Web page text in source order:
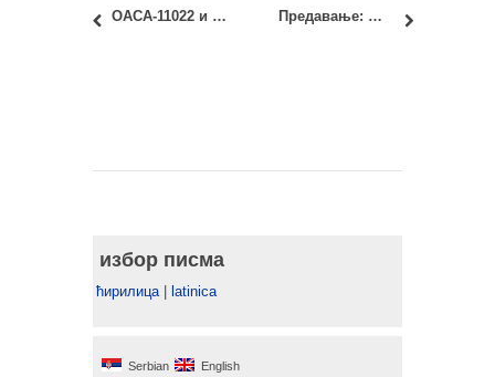
ОАСА-11022 и ИАСА-11022 – Архитектура данас: Јунски испитни рок Предавање: Њ.Е. госпођа Кристин Моро, амбасадор Републике Француске у Београду
избор писма
ћирилица| latinica
Serbian English